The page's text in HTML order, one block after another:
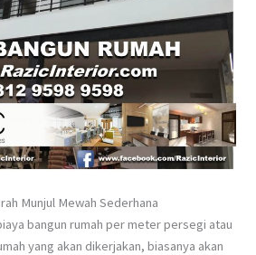
Munjul Mewah Sederhana
bangun rumah per meter persegi atau
yang akan dikerjakan, biasanya akan